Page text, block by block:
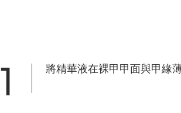
1 將精華液在裸甲甲面與甲緣薄